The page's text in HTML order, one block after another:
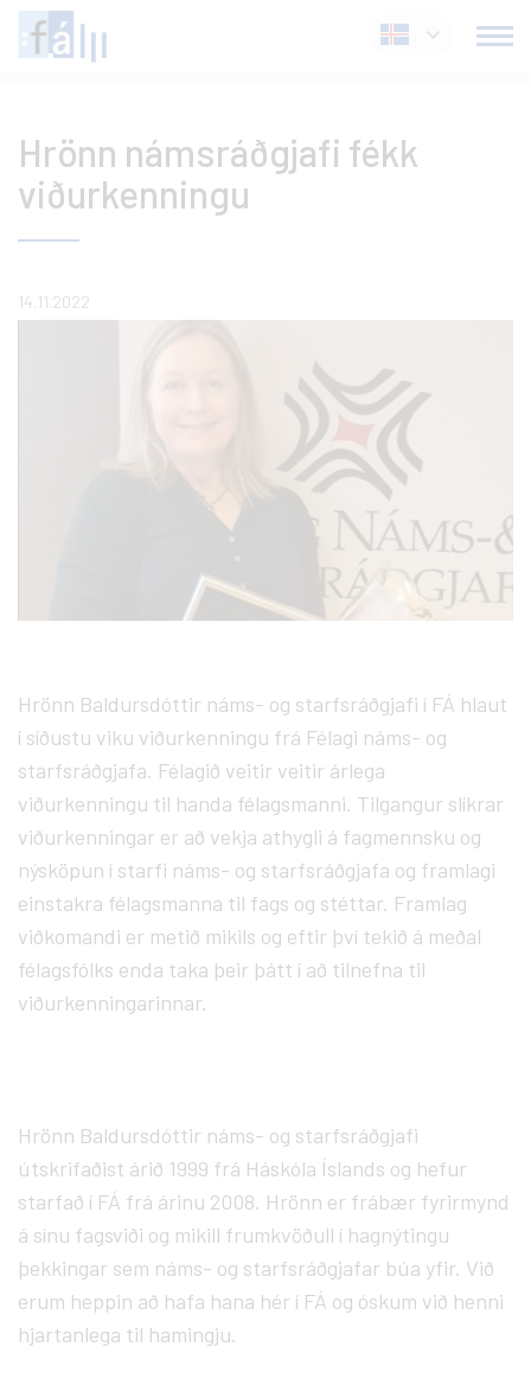
Fara
í
Íslenska
Hrönn námsráðgjafi fékk
viðurkenningu
14.11.2022
Hrönn Baldursdóttir náms- og starfsráðgjafi í FÁ hlaut
í síðustu viku viðurkenningu frá Félagi náms- og
starfsráðgjafa. Félagið veitir veitir árlega
viðurkenningu til handa félagsmanni. Tilgangur slíkrar
viðurkenningar er að vekja athygli á fagmennsku og
nýsköpun í starfi náms- og starfsráðgjafa og framlagi
einstakra félagsmanna til fags og stéttar. Framlag
viðkomandi er metið mikils og eftir því tekið á meðal
félagsfólks enda taka þeir þátt í að tilnefna til
viðurkenningarinnar.
Hrönn Baldursdóttir náms- og starfsráðgjafi
útskrifaðist árið 1999 frá Háskóla Íslands og hefur
starfað í FÁ frá árinu 2008. Hrönn er frábær fyrirmynd
á sínu fagsviði og mikill frumkvöðull í hagnýtingu
þekkingar sem náms- og starfsráðgjafar búa yfir. Við
erum heppin að hafa hana hér í FÁ og óskum við henni
hjartanlega til hamingju.